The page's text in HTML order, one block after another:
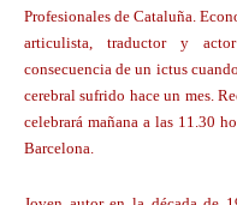
Profesionales de Cataluña.
articulista, traductor y
consecuencia de un ictus
cerebral sufrido hace un mes.
celebrará mañana a las 11.30
Barcelona.